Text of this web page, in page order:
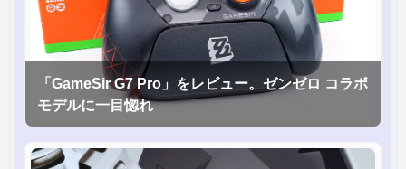
「GameSir G7 Pro」をレビュー。ゼンゼロ コラボ
モデルに一目惚れ